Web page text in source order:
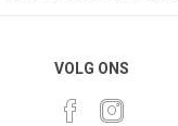
VOLG ONS